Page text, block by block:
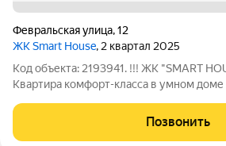
Февральская улица,12
ЖК Smart House, 2 квартал 2025
Код объекта: 2193941. !!! ЖК "SMART
Квартира комфорт-класса в умном
эргономичная планировка, с большой
с выходом на лоджию (6кв.м) !!!!
Позвонить